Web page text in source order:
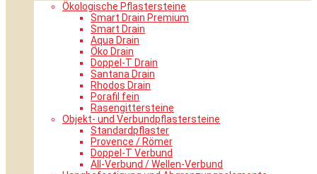
Ökologische Pflastersteine
Smart Drain Premium
Smart Drain
Aqua Drain
Öko Drain
Doppel-T Drain
Santana Drain
Rhodos Drain
Porafil fein
Rasengittersteine
Objekt- und Verbundpflastersteine
Standardpflaster
Provence / Römer
Doppel-T Verbund
All-Verbund / Wellen-Verbund